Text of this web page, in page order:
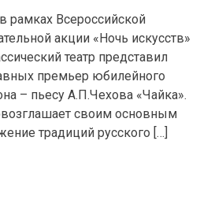
рамках Всероссийской
акции «Ночь искусств»
театр представил
премьер юбилейного
– пьесу А.П.Чехова «Чайка».
своим основным
традиций русского […]